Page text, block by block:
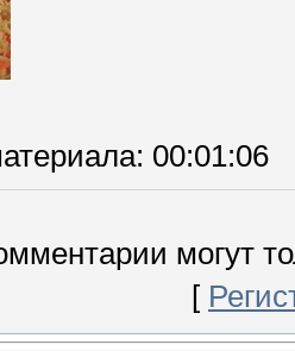
: 00:01:06
могут
[